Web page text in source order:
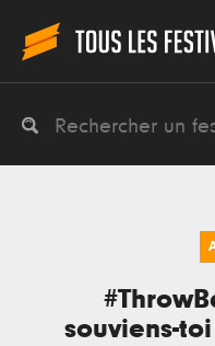
souviens-